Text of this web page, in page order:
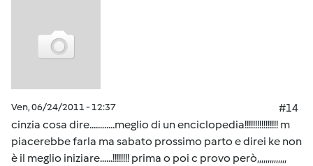
Ven, 06/24/2011 - 12:37
#14
cinzia cosa dire............meglio di un enciclopedia!!!!!!!!!!!!!!!! m
piacerebbe farla ma sabato prossimo parto e direi ke non
è il meglio iniziare......!!!!!!!! prima o poi c provo però,,,,,,,,,,,,,,